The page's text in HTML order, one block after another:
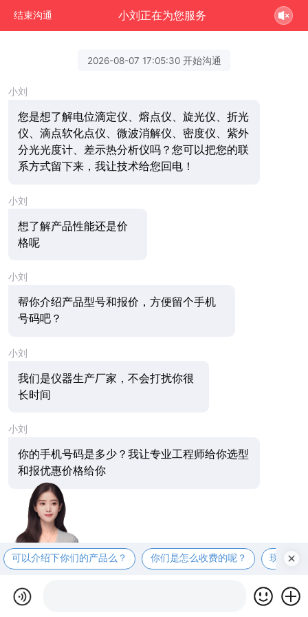
结束沟通 小刘正在为您服务
2026-08-07 17:05:30 开始沟通
小刘
您是想了解电位滴定仪、熔点仪、旋光仪、折光
仪、滴点软化点仪、微波消解仪、密度仪、紫外
分光光度计、差示热分析仪吗？您可以把您的联
系方式留下来，我让技术给您回电！
小刘
想了解产品性能还是价
格呢
小刘
帮你介绍产品型号和报价，方便留个手机
号码吧？
小刘
我们是仪器生产厂家，不会打扰你很
长时间
小刘
你的手机号码是多少？我让专业工程师给你选型
和报优惠价格给你
可以介绍下你们的产品么？ 你们是怎么收费的呢？ 现在有